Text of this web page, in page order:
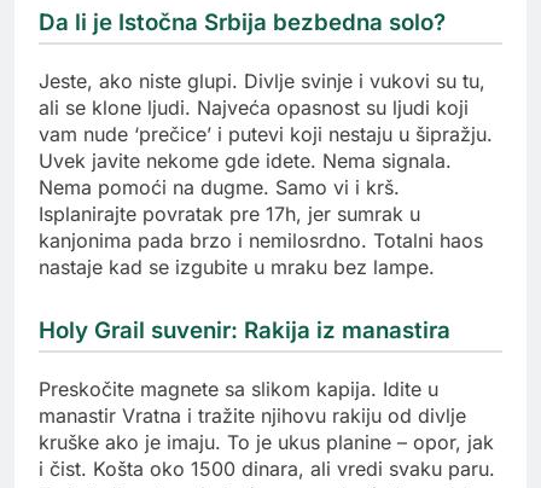
Da li je Istočna Srbija bezbedna solo?
Jeste, ako niste glupi. Divlje svinje i vukovi su tu,
ali se klone ljudi. Najveća opasnost su ljudi koji
vam nude ‘prečice’ i putevi koji nestaju u šipražju.
Uvek javite nekome gde idete. Nema signala.
Nema pomoći na dugme. Samo vi i krš.
Isplanirajte povratak pre 17h, jer sumrak u
kanjonima pada brzo i nemilosrdno. Totalni haos
nastaje kad se izgubite u mraku bez lampe.
Holy Grail suvenir: Rakija iz manastira
Preskočite magnete sa slikom kapija. Idite u
manastir Vratna i tražite njihovu rakiju od divlje
kruške ako je imaju. To je ukus planine – opor, jak
i čist. Košta oko 1500 dinara, ali vredi svaku paru.